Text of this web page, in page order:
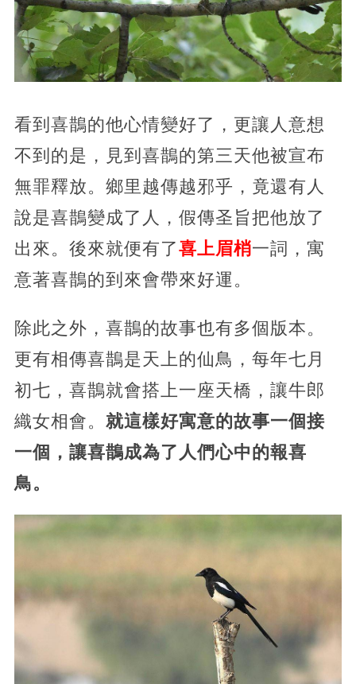
看到喜鵲的他心情變好了，更讓人意想
不到的是，見到喜鵲的第三天他被宣布
無罪釋放。鄉里越傳越邪乎，竟還有人
說是喜鵲變成了人，假傳圣旨把他放了
出來。後來就便有了喜上眉梢一詞，寓
意著喜鵲的到來會帶來好運。
除此之外，喜鵲的故事也有多個版本。
更有相傳喜鵲是天上的仙鳥，每年七月
初七，喜鵲就會搭上一座天橋，讓牛郎
織女相會。 就這樣好寓意的故事一個接
一個，讓喜鵲成為了人們心中的報喜
鳥。